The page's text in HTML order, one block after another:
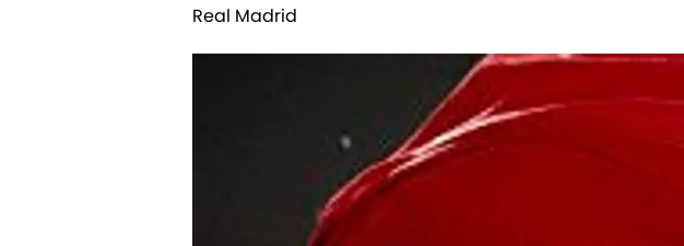
Real Madrid